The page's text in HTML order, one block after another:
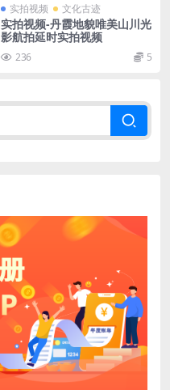
实拍视频 文化古迹
实拍视频-丹霞地貌唯美山川光
影航拍延时实拍视频
236 5